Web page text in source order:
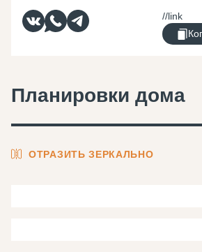
Планировки дома
ОТРАЗИТЬ ЗЕРКАЛЬНО